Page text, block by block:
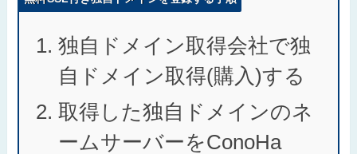
独自ドメイン取得会社で独
自ドメイン取得(購入)する
取得した独自ドメインのネ
ームサーバーをConoHa